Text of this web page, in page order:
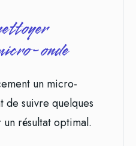
onde
un micro-
de suivre quelques
résultat optimal.